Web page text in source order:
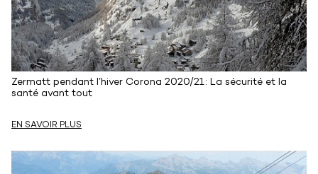
Zermatt pendant l’hiver Corona 2020/21: La sécurité et la
santé avant tout
EN SAVOIR PLUS